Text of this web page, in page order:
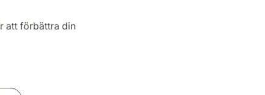
att förbättra din